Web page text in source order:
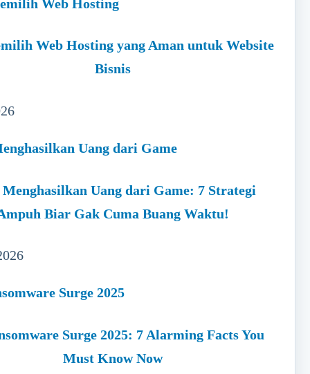
Web Hosting yang Aman untuk Website
Bisnis
Uang dari Game: 7 Strategi
Biar Gak Cuma Buang Waktu!
Surge 2025: 7 Alarming Facts You
Must Know Now